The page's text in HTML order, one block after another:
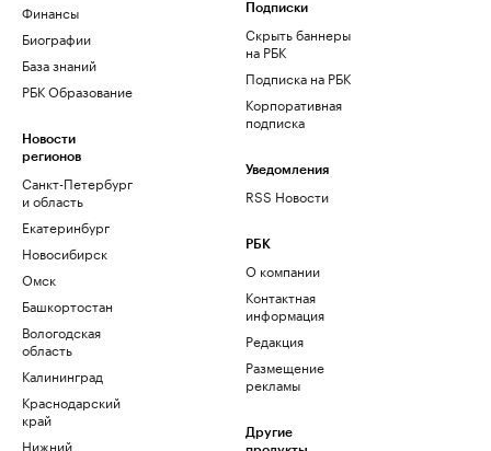
Финансы
Биографии
База знаний
РБК Образование
Новости
регионов
Санкт-Петербург
и область
Екатеринбург
Новосибирск
Омск
Башкортостан
Вологодская
область
Калининград
Краснодарский
край
Нижний
Подписки
Скрыть баннеры
на РБК
Подписка на РБК
Корпоративная
подписка
Уведомления
RSS Новости
РБК
О компании
Контактная
информация
Редакция
Размещение
рекламы
Другие